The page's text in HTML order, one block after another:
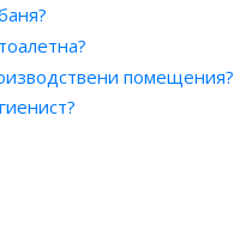
помещения?